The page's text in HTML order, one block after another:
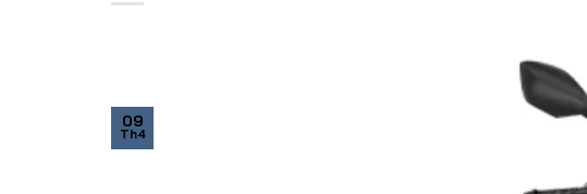
09
Th4